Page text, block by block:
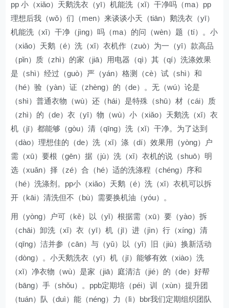
pp 小（xiǎo）天鹅洗衣（yī）机能洗（xǐ）干净吗（ma）pp
理想后我（wǒ）们（men）来谈谈小天（tiān）鹅洗衣（yī）
机能洗（xǐ）干净（jìng）吗（ma）的问（wèn）题（tí）。小
（xiǎo）天鹅（é）洗（xǐ）衣机作（zuò）为一（yī）款高品
（pǐn）质（zhì）的家（jiā）用电器（qì）其（qí）洗涤效果
是（shì）经过（guò）严（yán）格测（cè）试（shì）和
（hé）验（yàn）证（zhèng）的（de）。无（wú）论是
（shì）普通衣物（wù）还（hái）是特殊（shū）材（cái）质
（zhì）的（de）衣（yī）物（wù）小（xiǎo）天鹅洗（xǐ）衣
机（jī）都能够（gòu）清（qīng）洗（xǐ）干净。为了达到
（dào）理想佳的（de）洗（xǐ）涤（dí）效果用（yòng）户
需（xū）要根（gēn）据（jù）洗（xǐ）衣机的说（shuō）明
选（xuǎn）择（zé）合（hé）适的洗涤程（chéng）序和
（hé）洗涤剂。pp小（xiǎo）天鹅（é）洗（xǐ）衣机可以拆
开（kāi）清洗但不（bù）需要换机油（yóu）。
用（yòng）户可（kě）以（yǐ）根据需（xū）要（yào）拆
（chāi）卸洗（xǐ）衣（yī）机（jī）进（jìn）行（xíng）清
（qīng）洁并参（cān）与（yǔ）以（yǐ）旧（jiù）换新活动
（dòng）。小天鹅洗衣（yī）机（jī）能够有效（xiào）洗
（xǐ）净衣物（wù）是家（jiā）庭清洁（jié）的（de）好帮
（bāng）手（shǒu）。ppb定期培（péi）训（xùn）提升团
（tuán）队（duì）能（néng）力（lì）bbr我们定期组织团队